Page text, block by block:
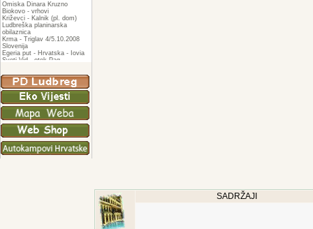
Omiska Dinara Kruzno
Biokovo - vrhovi
Križevci - Kalnik (pl. dom)
Ludbreška planinarska
obilaznica
Krma - Triglav 4/5.10.2008
Slovenija
Egeria put - Hrvatska - Iovia
Sveti Vid - otok Pag
ZIR
Podkilavac-Mudna dol-Hahlići-
Kolac-Podki
SADRŽAJI